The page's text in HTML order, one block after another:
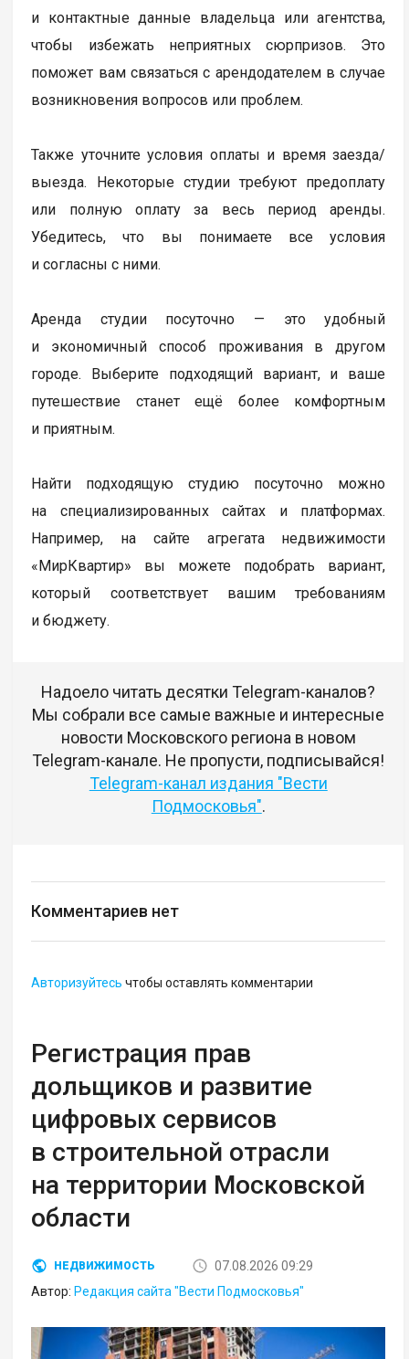
и контактные данные владельца или агентства,
чтобы избежать неприятных сюрпризов. Это
поможет вам связаться с арендодателем в случае
возникновения вопросов или проблем.
Также уточните условия оплаты и время заезда/
выезда. Некоторые студии требуют предоплату
или полную оплату за весь период аренды.
Убедитесь, что вы понимаете все условия
и согласны с ними.
Аренда студии посуточно — это удобный
и экономичный способ проживания в другом
городе. Выберите подходящий вариант, и ваше
путешествие станет ещё более комфортным
и приятным.
Найти подходящую студию посуточно можно
на специализированных сайтах и платформах.
Например, на сайте агрегата недвижимости
«МирКвартир» вы можете подобрать вариант,
который соответствует вашим требованиям
и бюджету.
Надоело читать десятки Telegram-каналов?
Мы собрали все самые важные и интересные
новости Московского региона в новом
Telegram-канале. Не пропусти, подписывайся!
Telegram-канал издания "Вести
Подмосковья".
Комментариев нет
Авторизуйтесь чтобы оставлять комментарии
Регистрация прав
дольщиков и развитие
цифровых сервисов
в строительной отрасли
на территории Московской
области
НЕДВИЖИМОСТЬ
07.08.2026 09:29
Автор: Редакция сайта "Вести Подмосковья"